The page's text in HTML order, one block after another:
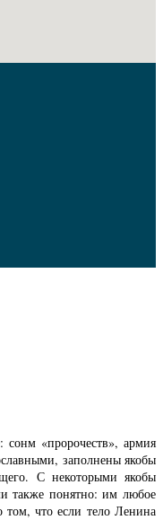
«пророчеств», армия
заполнены якобы
С некоторыми якобы
также понятно: им любое
том, что если тело Ленина